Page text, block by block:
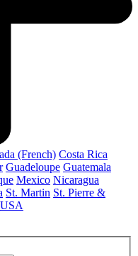
(French) Costa Rica
Guadeloupe Guatemala
Mexico Nicaragua
St. Martin St. Pierre &
USA